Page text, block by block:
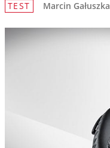
TEST Marcin Gałuszka